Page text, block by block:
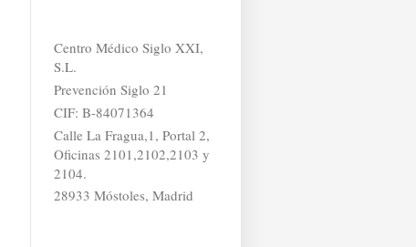
Centro Médico Siglo XXI,
S.L.
Prevención Siglo 21
CIF: B-84071364
Calle La Fragua,1, Portal 2,
Oficinas 2101,2102,2103 y
2104.
28933 Móstoles, Madrid